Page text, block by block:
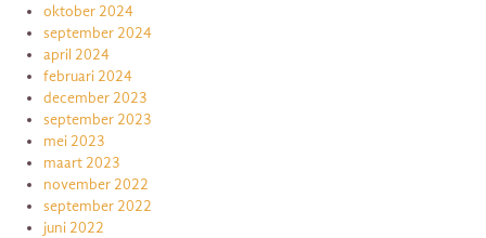
oktober 2024
september 2024
april 2024
februari 2024
december 2023
september 2023
mei 2023
maart 2023
november 2022
september 2022
juni 2022